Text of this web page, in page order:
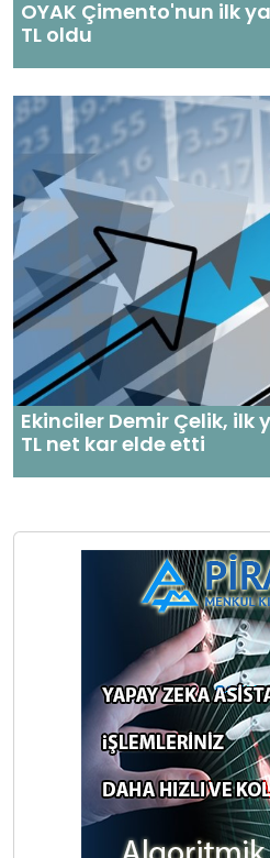
OYAK Çimento'nun ilk
TL oldu
Ekinciler Demir Çelik, ilk
TL net kar elde etti